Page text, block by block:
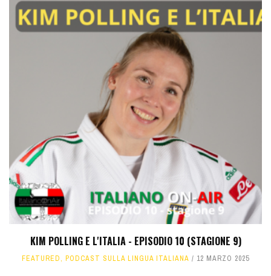
KIM POLLING E L'ITALIA - EPISODIO 10 (STAGIONE 9)
FEATURED, PODCAST SULLA LINGUA ITALIANA 12 MARZO 2025